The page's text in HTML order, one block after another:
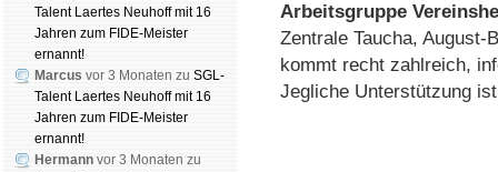
Talent Laertes Neuhoff mit 16
Jahren zum FIDE-Meister
ernannt!
Marcus vor 3 Monaten zu SGL-
Talent Laertes Neuhoff mit 16
Jahren zum FIDE-Meister
ernannt!
Hermann vor 3 Monaten zu
Arbeits­gruppe
Zentrale Taucha,
kommt recht zahlreich,
Jegliche Unter­stüt­zung